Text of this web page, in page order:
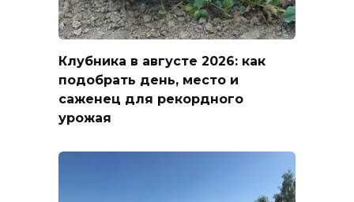
Клубника в августе 2026: как
подобрать день, место и
саженец для рекордного
урожая